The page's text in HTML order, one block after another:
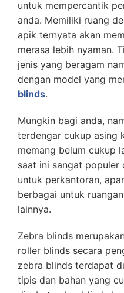
untuk mempercantik
anda. Memiliki ruang
apik ternyata akan
merasa lebih nyaman.
jenis yang beragam
dengan model yang
blinds.
Mungkin bagi anda,
terdengar cukup asing
memang belum cukup
saat ini sangat populer
untuk perkantoran,
berbagai untuk
lainnya.
Zebra blinds
roller blinds secara
zebra blinds terdapat
tipis dan bahan yang